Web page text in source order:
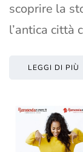
scoprire la
l’antica città
LEGGI DI PIÙ